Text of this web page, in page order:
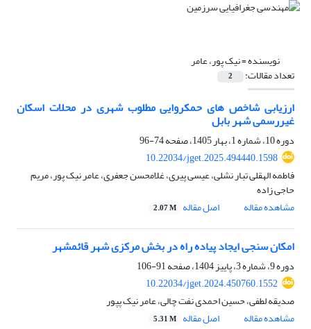
نویسنده =نیک پور، عامر
تعداد مقالات: 2
ارزیابی شاخص های حمکروایی مطلوب شهری در محلات اسکان
غیررسمی شهر بابل
دوره 10، شماره 1، بهار 1405، صفحه
74-96
10.22034/jget.2025.494440.1598
فاطمه الهقلی تبار نشلی، عیسی پیری، غلامحسن جعفری، عامر نیک پور، مریم
حاجی زاده
مشاهده مقاله
اصل مقاله 2.07 M
امکان سنجی ایجاد پیاده راه در بخش مرکزی شهر قائمشهر
دوره 9، شماره 3، پاییز 1404، صفحه
91-106
10.22034/jget.2024.450760.1552
صدیقه لطفی، حسین احمدی نفت چالی، عامر نیک پپور
مشاهده مقاله
اصل مقاله 5.31 M